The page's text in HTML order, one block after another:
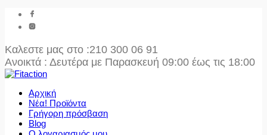
Καλεστε μας στο :210 300 06 91
Ανοικτά : Δευτέρα με Παρασκευή 09:00 έως τις 18:00
Αρχική
Νέα! Προϊόντα
Γρήγορη πρόσβαση
Blog